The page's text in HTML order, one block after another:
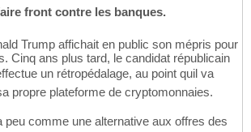
front contre les banques.
Trump affichait en public son mépris pour
Cinq ans plus tard, le candidat républicain
un rétropédalage, au point quil va
propre plateforme de cryptomonnaies.
peu comme une alternative aux offres des